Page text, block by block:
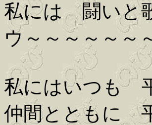
私には 闘いと
ウ～～～～～～
私にはいつも
仲間とともに